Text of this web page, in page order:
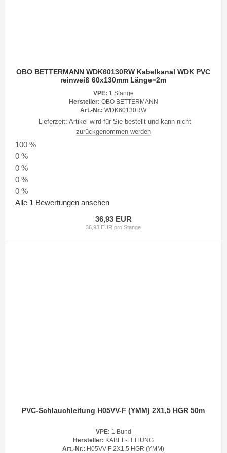
OBO BETTERMANN WDK60130RW Kabelkanal WDK PVC
reinweiß 60x130mm Länge=2m
VPE: 1 Stange
Hersteller: OBO BETTERMANN
Art.-Nr.: WDK60130RW
Lieferzeit: Artikel wird für Sie bestellt und kann nicht
zurückgenommen werden
100 %
0 %
0 %
0 %
0 %
Alle 1 Bewertungen ansehen
36,93 EUR
36,93 EUR pro Stange
PVC-Schlauchleitung H05VV-F (YMM) 2X1,5 HGR 50m
VPE: 1 Bund
Hersteller: KABEL-LEITUNG
Art.-Nr.: H05VV-F 2X1,5 HGR (YMM)